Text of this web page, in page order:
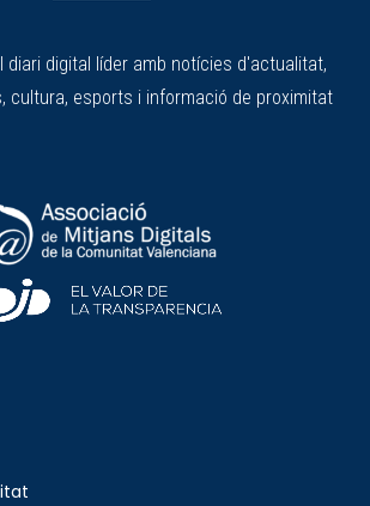
diari digital líder amb notícies d'actualitat,
cultura, esports i informació de proximitat